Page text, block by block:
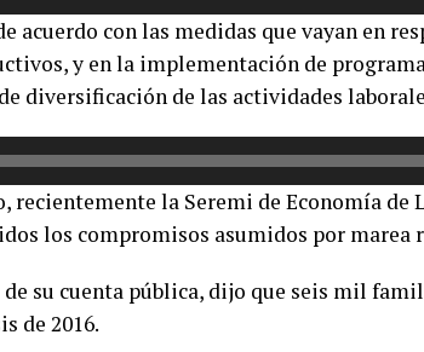
acuerdo con las medidas que vayan en
y en la implementación de
diversificación de las actividades
recientemente la Seremi de Economía de
los compromisos asumidos por marea
su cuenta pública, dijo que seis mil
de 2016.